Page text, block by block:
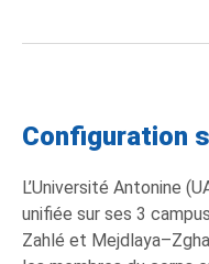
Configuration
L’Université Antonine
unifiée sur ses 3
Zahlé et